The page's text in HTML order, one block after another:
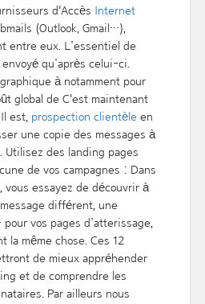
d'Accès
Internet
(Outlook, Gmail…),
entre eux. L’essentiel de
qu’après celui-ci.
à notamment pour
global de C'est maintenant
est, prospection clientèleen
une copie des messages à
Utilisez des landing pages
de vos campagnes : Dans
vous essayez de découvrir à
différent, une
vos pages d’atterissage,
la même chose. Ces 12
de mieux appréhender
et de comprendre les
Par ailleurs nous